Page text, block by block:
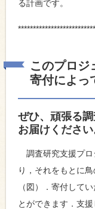
る計画です。
このプロジ
寄付によっ
ぜひ、頑張る
お届けください
調査研究支援プロ
り，それをもとに
（図）．寄付して
とができます．支